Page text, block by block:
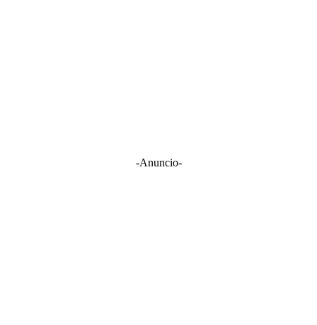
-Anuncio-